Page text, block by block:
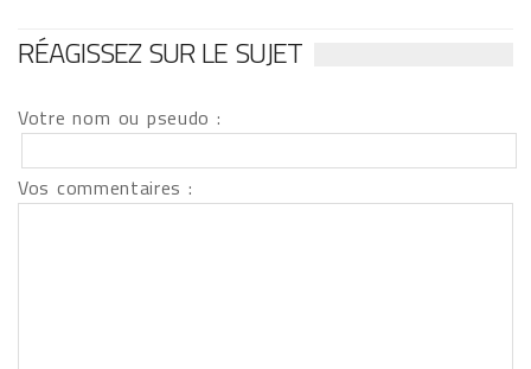
RÉAGISSEZ SUR LE SUJET
Votre nom ou pseudo :
Vos commentaires :